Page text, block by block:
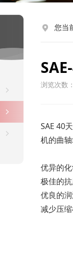
您当
浏览次数
SAE 40
机的曲
优异的
极佳的
优良的
减少压